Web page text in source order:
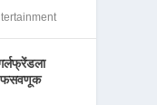
फसवणूक